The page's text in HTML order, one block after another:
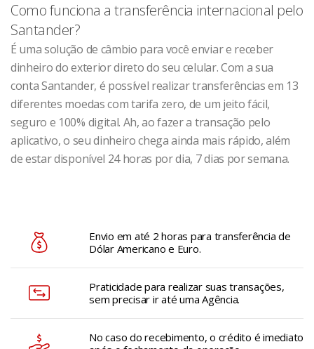
Como funciona a transferência internacional pelo
Santander?
É uma solução de câmbio para você enviar e receber
dinheiro do exterior direto do seu celular. Com a sua
conta Santander, é possível realizar transferências em 13
diferentes moedas com tarifa zero, de um jeito fácil,
seguro e 100% digital. Ah, ao fazer a transação pelo
aplicativo, o seu dinheiro chega ainda mais rápido, além
de estar disponível 24 horas por dia, 7 dias por semana.
Envio em até 2 horas para transferência de
Dólar Americano e Euro.
Praticidade para realizar suas transações,
sem precisar ir até uma Agência.
No caso do recebimento, o crédito é imediato